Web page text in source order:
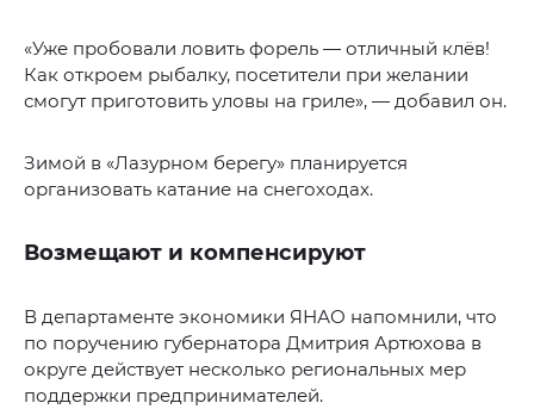
«Уже пробовали ловить форель — отличный клёв!
Как откроем рыбалку, посетители при желании
смогут приготовить уловы на гриле», — добавил он.
Зимой в «Лазурном берегу» планируется
организовать катание на снегоходах.
Возмещают и компенсируют
В департаменте экономики ЯНАО напомнили, что
по поручению губернатора Дмитрия Артюхова в
округе действует несколько региональных мер
поддержки предпринимателей.